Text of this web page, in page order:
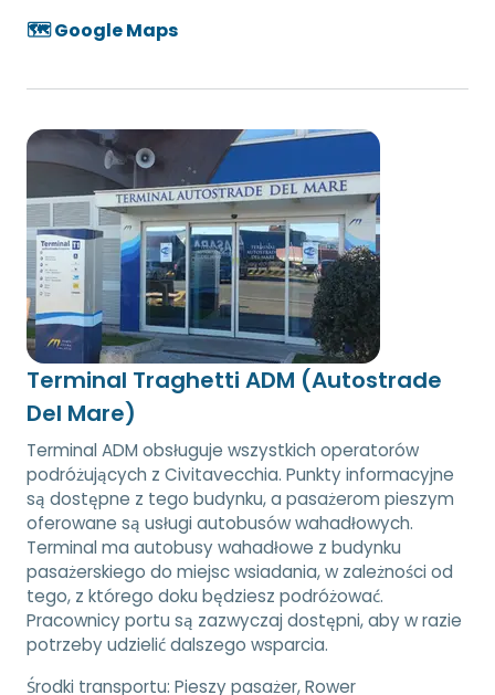
🗺️ Google Maps
Terminal Traghetti ADM (Autostrade
Del Mare)
Terminal ADM obsługuje wszystkich operatorów
podróżujących z Civitavecchia. Punkty informacyjne
są dostępne z tego budynku, a pasażerom pieszym
oferowane są usługi autobusów wahadłowych.
Terminal ma autobusy wahadłowe z budynku
pasażerskiego do miejsc wsiadania, w zależności od
tego, z którego doku będziesz podróżować.
Pracownicy portu są zazwyczaj dostępni, aby w razie
potrzeby udzielić dalszego wsparcia.
Środki transportu: Pieszy pasażer, Rower